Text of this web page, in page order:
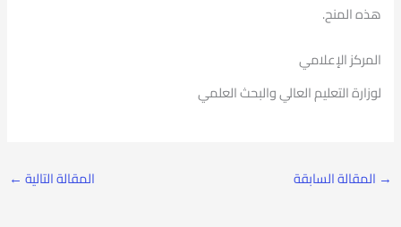
هذه المنح.
المركز الإعلامي
لوزارة التعليم العالي والبحث العلمي
→ المقالة السابقة المقالة التالية ←